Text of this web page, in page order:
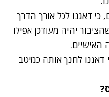
כי דאגנו לכל אורך הדרך
יהיה מעודכן אפילו
האישיים.
דאגנו לחנך אותה כמיטב